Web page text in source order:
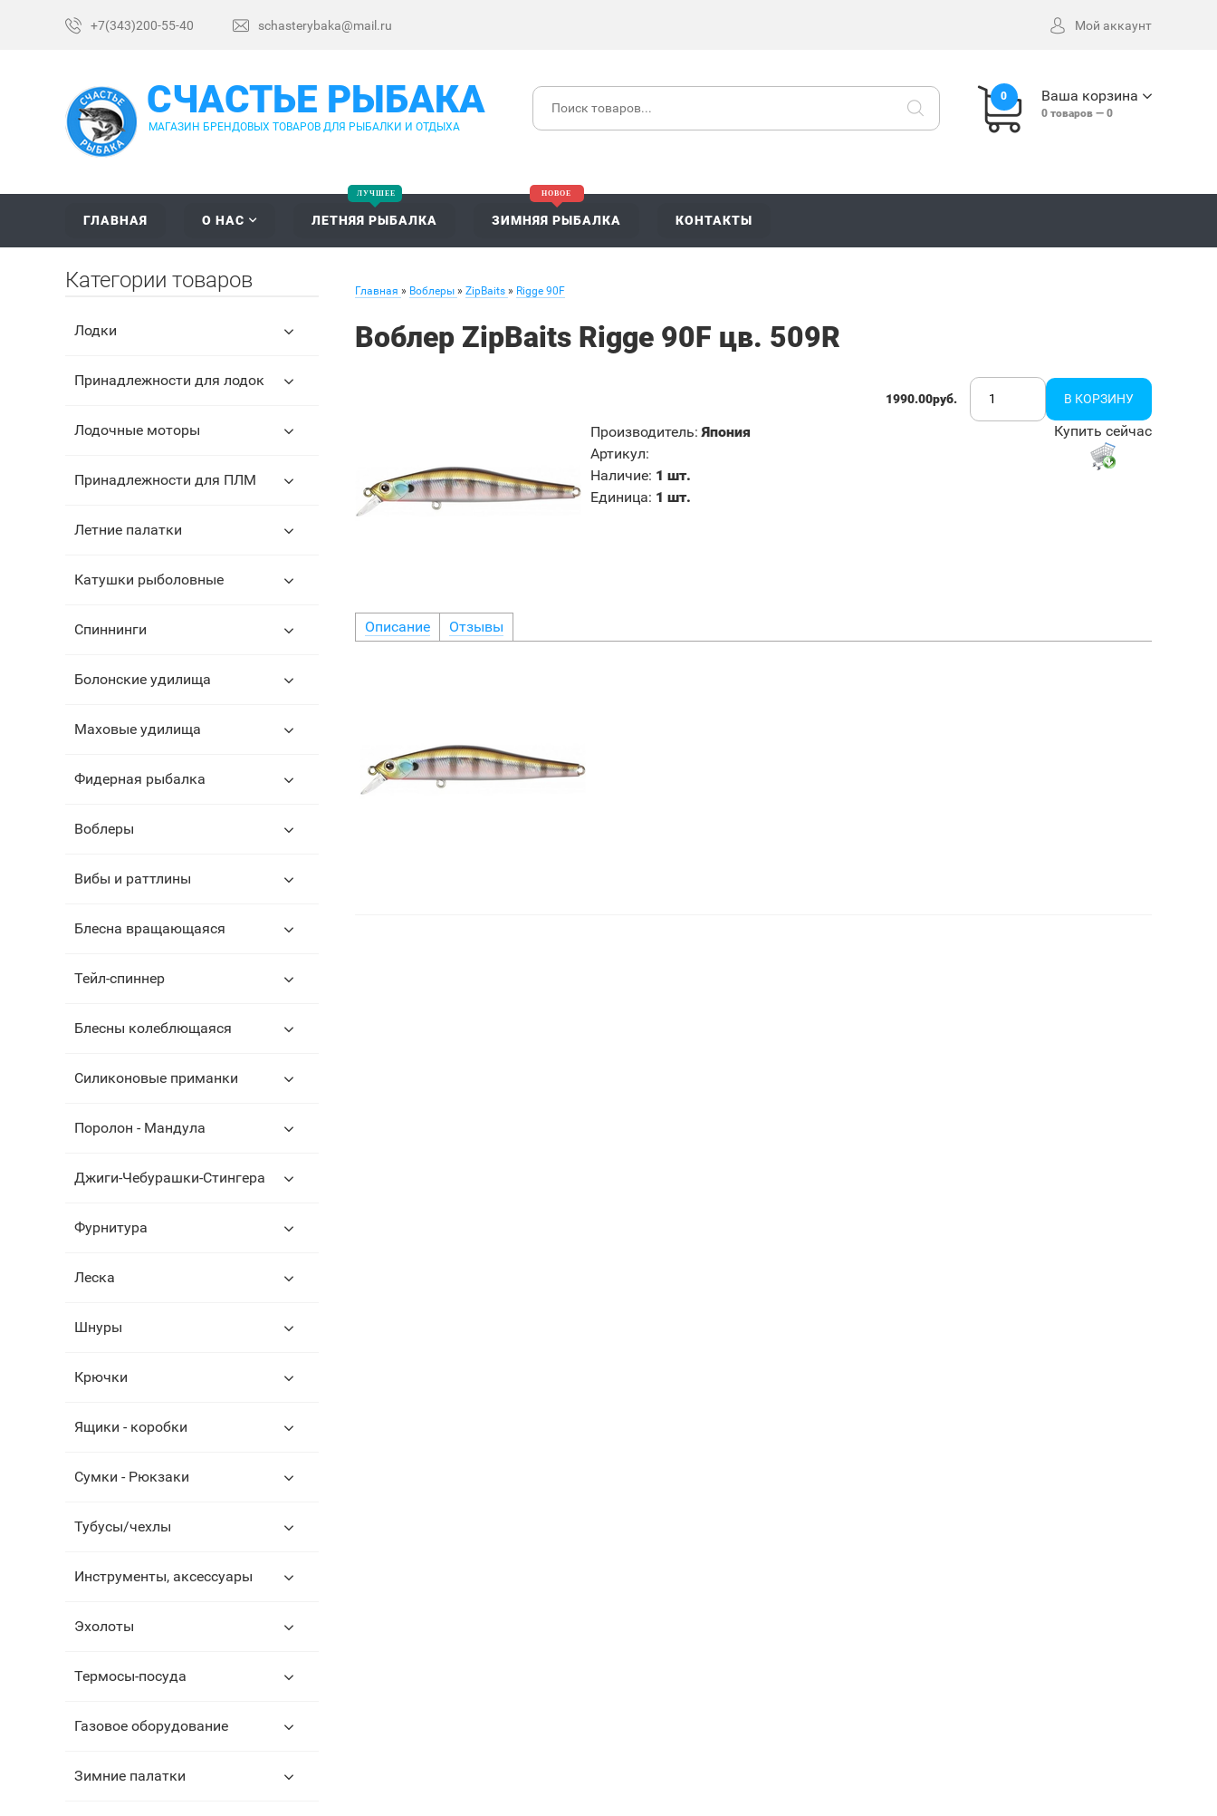
+7(343)200-55-40 schasterybaka@mail.ru Мой аккаунт
СЧАСТЬЕ РЫБАКА
МАГАЗИН БРЕНДОВЫХ ТОВАРОВ ДЛЯ РЫБАЛКИ И ОТДЫХА
0 Ваша корзина
0 товаров — 0
ГЛАВНАЯ О НАС ЛЕТНЯЯ РЫБАЛКА ЗИМНЯЯ РЫБАЛКА КОНТАКТЫ
Главная » Воблеры » ZipBaits » Rigge 90F
Воблер ZipBaits Rigge 90F цв. 509R
1990.00руб.
Производитель: Япония
Артикул:
Наличие: 1 шт.
Единица: 1 шт.
Купить сейчас
Описание Отзывы
Категории товаров
Лодки
Принадлежности для лодок
Лодочные моторы
Принадлежности для ПЛМ
Летние палатки
Катушки рыболовные
Спиннинги
Болонские удилища
Маховые удилища
Фидерная рыбалка
Воблеры
Вибы и раттлины
Блесна вращающаяся
Тейл-спиннер
Блесны колеблющаяся
Силиконовые приманки
Поролон - Мандула
Джиги-Чебурашки-Стингера
Фурнитура
Леска
Шнуры
Крючки
Ящики - коробки
Сумки - Рюкзаки
Тубусы/чехлы
Инструменты, аксессуары
Эхолоты
Термосы-посуда
Газовое оборудование
Зимние палатки